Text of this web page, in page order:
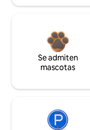
Se admiten
mascotas